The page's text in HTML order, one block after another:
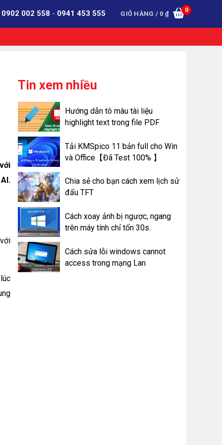
GIỎ HÀNG / 0 ₫
0
0902 002 558 - 0941 453 555
Tin xem nhiều
Hướng dẫn tô màu tài liệu
highlight text trong file PDF
Tải KMSpico 11 bản full cho Win
và Office【Đã Test 100% 】
Chia sẻ cho bạn cách xem lịch sử
đấu TFT
Cách xoay ảnh bị ngược, ngang
trên máy tính chỉ tốn 30s.
Cách sửa lỗi windows cannot
access trong mạng Lan